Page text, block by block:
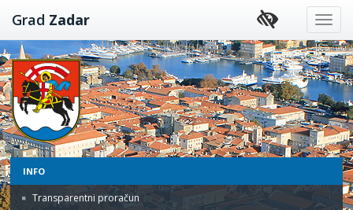
Preskoči
na
sadržaj
Grad Zadar
INFO
Transparentni proračun